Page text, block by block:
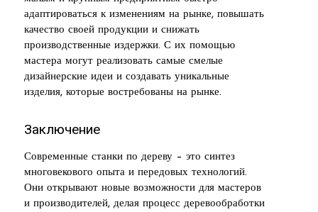
адаптироваться к изменениям на рынке, повышать
качество своей продукции и снижать
производственные издержки. С их помощью
мастера могут реализовать самые смелые
дизайнерские идеи и создавать уникальные
изделия, которые востребованы на рынке.
Заключение
Современные станки по дереву – это синтез
многовекового опыта и передовых технологий.
Они открывают новые возможности для мастеров
и производителей, делая процесс деревообработки